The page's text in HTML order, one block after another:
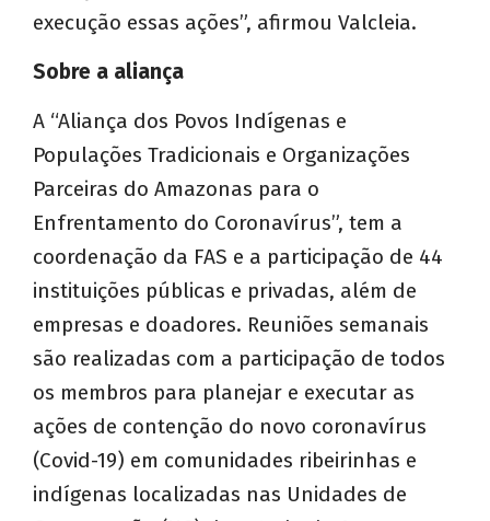
execução essas ações”, afirmou Valcleia.
Sobre a aliança
A “Aliança dos Povos Indígenas e
Populações Tradicionais e Organizações
Parceiras do Amazonas para o
Enfrentamento do Coronavírus”, tem a
coordenação da FAS e a participação de 44
instituições públicas e privadas, além de
empresas e doadores. Reuniões semanais
são realizadas com a participação de todos
os membros para planejar e executar as
ações de contenção do novo coronavírus
(Covid-19) em comunidades ribeirinhas e
indígenas localizadas nas Unidades de